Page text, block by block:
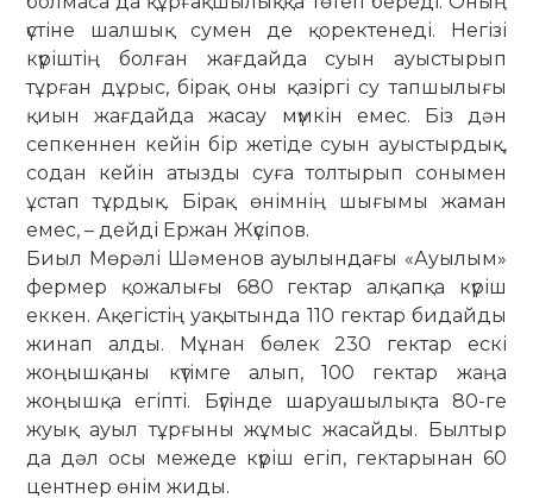
үстіне шалшық сумен де қоректенеді. Негізі
күріштің болған жағдайда суын ауыстырып
тұрған дұрыс, бірақ оны қазіргі су тапшылығы
қиын жағдайда жасау мүмкін емес. Біз дән
сепкеннен кейін бір жетіде суын ауыстырдық,
содан кейін атызды суға толтырып сонымен
ұстап тұрдық. Бірақ өнімнің шығымы жаман
емес, – дейді Ержан Жүсіпов.
Биыл Мөрәлі Шәменов ауы­лындағы «Ауылым»
фермер қожа­лығы 680 гектар алқапқа күріш
еккен. Ақ­егістің уақытында 110 гектар бидайды
жинап алды. Мұнан бөлек 230 гектар ескі
жоңышқаны күтімге алып, 100 гектар жаңа
жоңышқа егіпті. Бүгінде шаруа­шы­лықта 80-ге
жуық ауыл тұрғыны жұ­мыс жа­сайды. Былтыр
да дәл осы ме­жеде кү­ріш егіп, гектарынан 60
цент­нер өнім жи­ды.